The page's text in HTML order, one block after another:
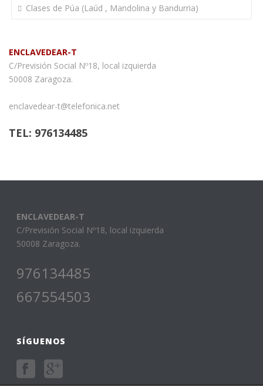
Clases de Púa (Laúd , Mandolina y Bandurria)
ENCLAVEDEAR-T
C/Previsión Social Nº18, local izquierda
50008 Zaragoza.
enclavedear-t@telefonica.net
TEL: 976134485
ENCLAVEDEAR-T
C/Previsión Social Nº18, local izquierda
50008 Zaragoza.
976134485
667554503
SÍGUENOS